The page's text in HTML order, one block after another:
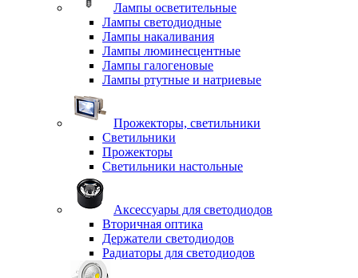
Лампы осветительные
Лампы светодиодные
Лампы накаливания
Лампы люминесцентные
Лампы галогеновые
Лампы ртутные и натриевые
Прожекторы, светильники
Светильники
Прожекторы
Светильники настольные
Аксессуары для светодиодов
Вторичная оптика
Держатели светодиодов
Радиаторы для светодиодов